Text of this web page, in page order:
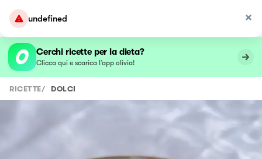
undefined
Cerchi ricette per la dieta?
Clicca qui e scarica l’app olivia!
RICETTE/ DOLCI